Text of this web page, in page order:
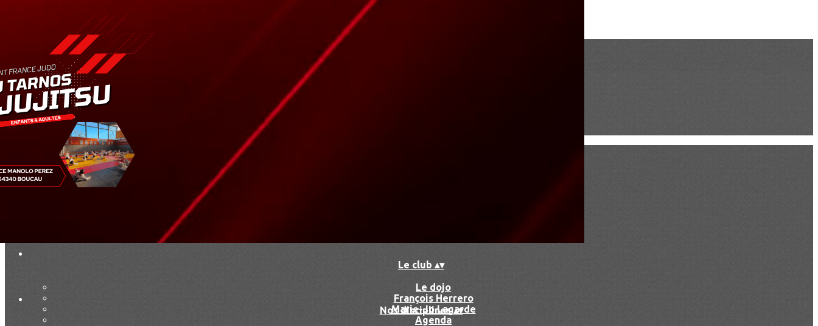
Exporter toutes les colonnes
Exporter uniquement les colonnes affichées
Menu
<
>
Résultats
Saison 2019
Saison 2025 - 2026
Ajoutez un logo, un bouton, des réseaux sociaux
Cliquez pour éditer
Le club ▴▾
Le dojo
François Herrero
Marie-Jo Lagarde
Agenda
Nos disciplines▴▾